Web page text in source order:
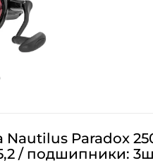
Nautilus Paradox
/ подшипники: